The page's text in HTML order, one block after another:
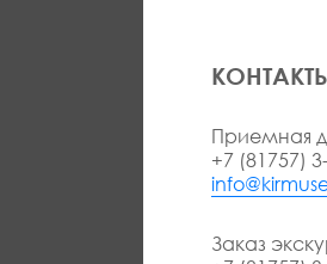
Приемная
+7 (81757)
Заказ